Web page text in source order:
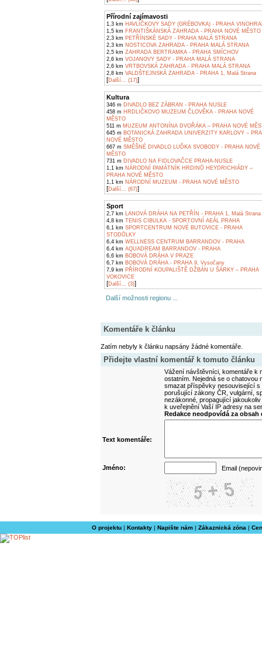
Přírodní zajímavosti
1,3 km HAVLÍČKOVY SADY (GRÉBOVKA) - PRAHA
1,5 km FRANTIŠKÁNSKÁ ZAHRADA - PRAHA NOVÉ MĚSTO
2,3 km PETŘÍNSKÉ SADY - PRAHA MALÁ STRANA
2,3 km NOSTICOVA ZAHRADA - PRAHA MALÁ STRANA
2,5 km ZAHRADA BERTRAMKA - PRAHA SMÍCHOV
2,6 km VOJANOVY SADY - PRAHA MALÁ STRANA
2,6 km VRTBOVSKÁ ZAHRADA - PRAHA MALÁ STRANA
2,8 km VALDŠTEJNSKÁ ZAHRADA - PRAHA 1, Malá Strana
[Další... (17)]
Kultura
346 m DIVADLO BEZ ZÁBRAN - PRAHA NUSLE
458 m HRDLIČKOVO MUZEUM ČLOVĚKA - PRAHA NOVÉ
MĚSTO
511 m MUZEUM ANTONÍNA DVOŘÁKA – PRAHA NOVÉ
645 m BOTANICKÁ ZAHRADA UNIVERZITY KARLOVY –
NOVÉ MĚSTO
667 m SMĚŠNÉ DIVADLO LUĎKA SVOBODY - PRAHA NOVÉ
MĚSTO
731 m DIVADLO NA FIDLOVAČCE PRAHA-NUSLE
1,1 km NÁRODNÍ PAMÁTNÍK HRDINŮ HEYDRICHIÁDY –
PRAHA NOVÉ MĚSTO
1,1 km NÁRODNÍ MUZEUM - PRAHA NOVÉ MĚSTO
[Další... (67)]
Sport
2,7 km LANOVÁ DRÁHA NA PETŘÍN - PRAHA 1, Malá Strana
4,8 km TENIS CIBULKA - SPORTOVNÍ AEÁL PRAHA
6,1 km SPORTCENTRUM NOVÉ BUTOVICE - PRAHA
STODŮLKY
6,4 km WELLNESS CENTRUM BARRANDOV - PRAHA
6,4 km AQUADREAM BARRANDOV - PRAHA
6,6 km BOBOVÁ DRÁHA V PRAZE
6,7 km BOBOVÁ DRÁHA - PRAHA 9, Vysočany
7,9 km PŘÍRODNÍ KOUPALIŠTĚ DŽBÁN U ŠÁRKY – PRAHA
VOKOVICE
[Další... (3)]
Další možnosti regionu ...
Komentáře k článku
Zatím nebyly k článku napsány žádné komentáře.
Přidejte vlastní komentář k tomuto článku
Vážení návštěvníci, komentáře k
ostatním. Nejedná se o
smazat příspěvky nesouvisející
porušující zákony ČR, vulgární,
nezákonné, propagující
k uveřejnění Vaší IP adresy na
Redakce neodpovídá za
Text komentáře:
Jméno: Email
O projektu| Kontakty| Napište nám| Zákaznická zóna |